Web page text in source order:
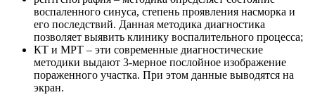
воспаленного синуса, степень проявления насморка и
его последствий. Данная методика диагностика
позволяет выявить клинику воспалительного процесса;
КТ и МРТ – эти современные диагностические
методики выдают 3-мерное послойное изображение
пораженного участка. При этом данные выводятся на
экран.